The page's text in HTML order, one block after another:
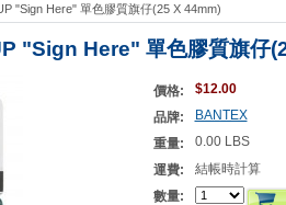
"Sign Here" 單色膠質旗仔(25 X 44mm)
"Sign Here" 單色膠質旗仔
價格:
$12.00
品牌:
BANTEX
重量:
0.00 LBS
運費:
結帳時計算
數量: